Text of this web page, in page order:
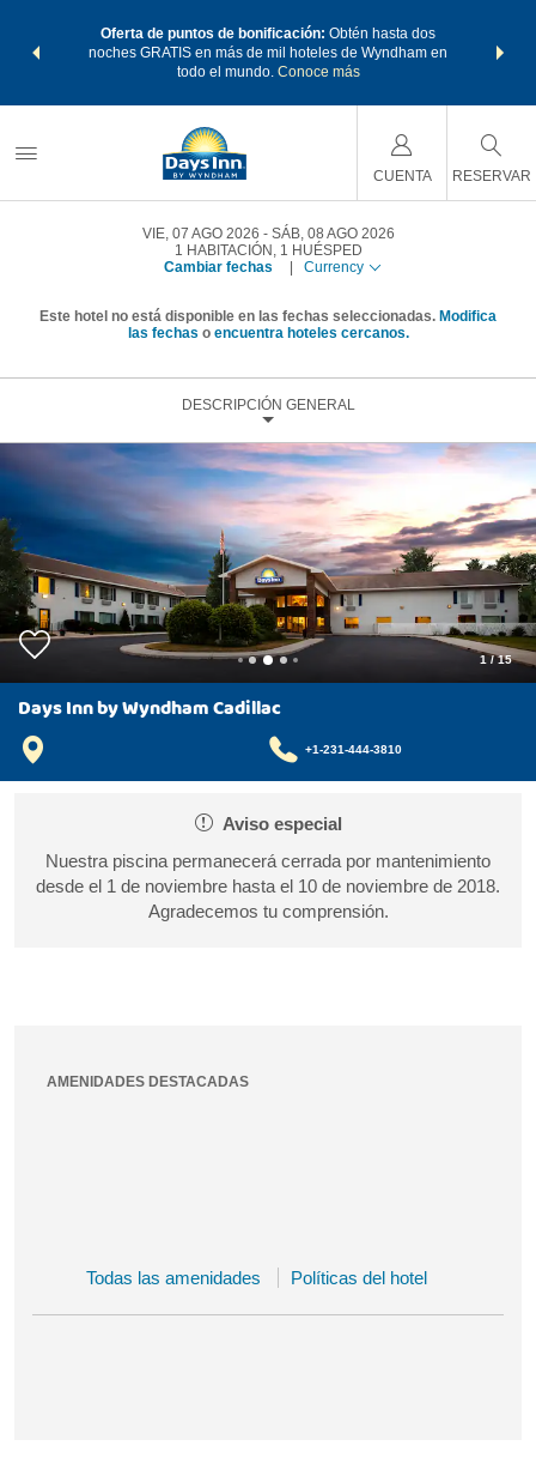
Oferta de puntos de bonificación:Obtén hasta dos
noches GRATIS en más de mil hoteles de Wyndham en
todo el mundo. Conoce más
de viaje
CUENTA RESERVAR
VIE, 07 AGO 2026
SÁB, 08 AGO 2026
1 HABITACIÓN , 1 HUÉSPED
Cambiar fechas
Currency
Este hotel no está disponible en las fechas seleccionadas. Modifica
las fechas o encuentra hoteles cercanos.
DESCRIPCIÓN GENERAL
1 /15
Days Inn by Wyndham Cadillac
+1-231-444-3810
Aviso especial
Nuestra piscina permanecerá cerrada por mantenimiento
desde el 1 de noviembre hasta el 10 de noviembre de 2018.
Agradecemos tu comprensión.
AMENIDADES DESTACADAS
Todas las amenidades Políticas del hotel